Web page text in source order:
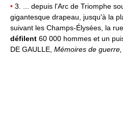
• 3. ... depuis l'Arc de Triomphe
gigantesque drapeau, jusqu'à la
suivant les Champs-Élysées, la
défilent 60 000 hommes et un
DE GAULLE, Mémoires de guerre,